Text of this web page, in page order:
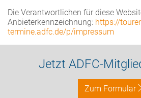
Die Verantwortlichen für diese
Anbieterkennzeichnung: https://
termine.adfc.de/p/impressum
Jetzt ADFC-
Zum Formular